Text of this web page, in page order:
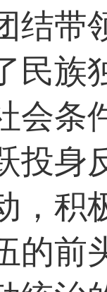
结带
民族
会条
投身
，积
的前